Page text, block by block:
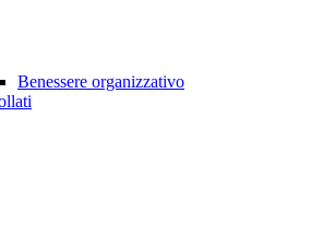
Benessere organizzativo